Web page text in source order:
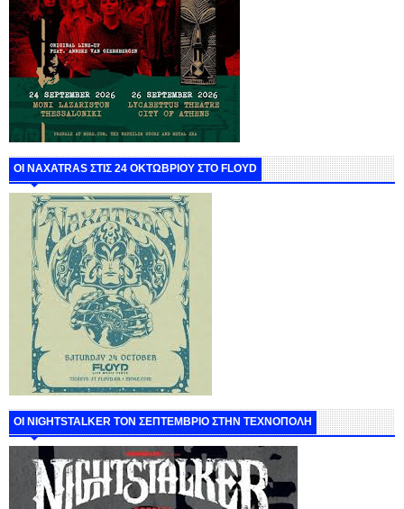
ΟΙ NAXATRAS ΣΤΙΣ 24 ΟΚΤΩΒΡΙΟΥ ΣΤΟ FLOYD
ΟΙ NIGHTSTALKER ΤΟΝ ΣΕΠΤΕΜΒΡΙΟ ΣΤΗΝ ΤΕΧΝΟΠΟΛΗ